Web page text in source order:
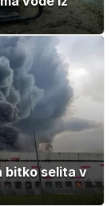
bitko selita v